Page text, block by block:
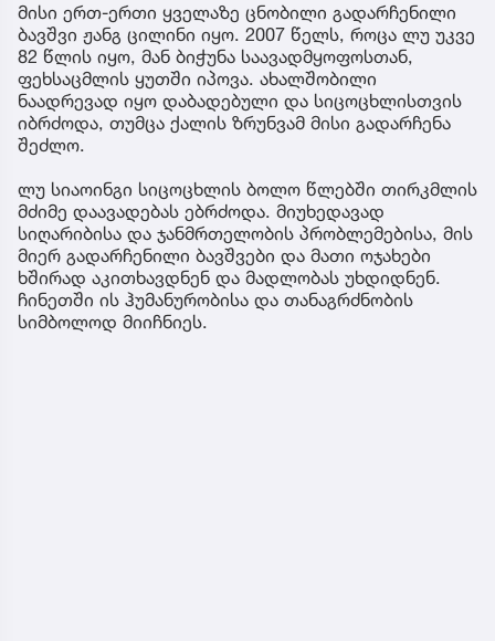
მისი ერთ-ერთი ყველაზე ცნობილი გადარჩენილი
ბავშვი ჟანგ ცილინი იყო. 2007 წელს, როცა ლუ უკვე
82 წლის იყო, მან ბიჭუნა საავადმყოფოსთან,
ფეხსაცმლის ყუთში იპოვა. ახალშობილი
ნაადრევად იყო დაბადებული და სიცოცხლისთვის
იბრძოდა, თუმცა ქალის ზრუნვამ მისი გადარჩენა
შეძლო.
ლუ სიაოინგი სიცოცხლის ბოლო წლებში თირკმლის
მძიმე დაავადებას ებრძოდა. მიუხედავად
სიღარიბისა და ჯანმრთელობის პრობლემებისა, მის
მიერ გადარჩენილი ბავშვები და მათი ოჯახები
ხშირად აკითხავდნენ და მადლობას უხდიდნენ.
ჩინეთში ის ჰუმანურობისა და თანაგრძნობის
სიმბოლოდ მიიჩნიეს.